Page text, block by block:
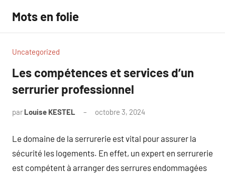
contenu
Mots en folie
Uncategorized
Les compétences et services d’un
serrurier professionnel
par Louise KESTEL octobre 3, 2024
Le domaine de la serrurerie est vital pour assurer la
sécurité les logements. En effet, un expert en serrurerie
est compétent à arranger des serrures endommagées